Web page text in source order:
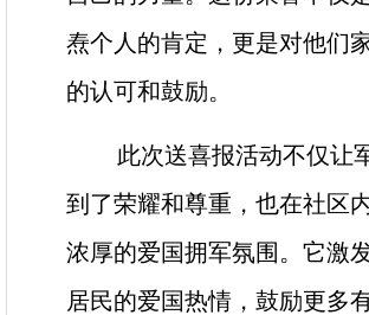
焘个人的肯定，更是对他们
的认可和鼓励。
此次送喜报活动不仅让
到了荣耀和尊重，也在社区
浓厚的爱国拥军氛围。它激
居民的爱国热情，鼓励更多